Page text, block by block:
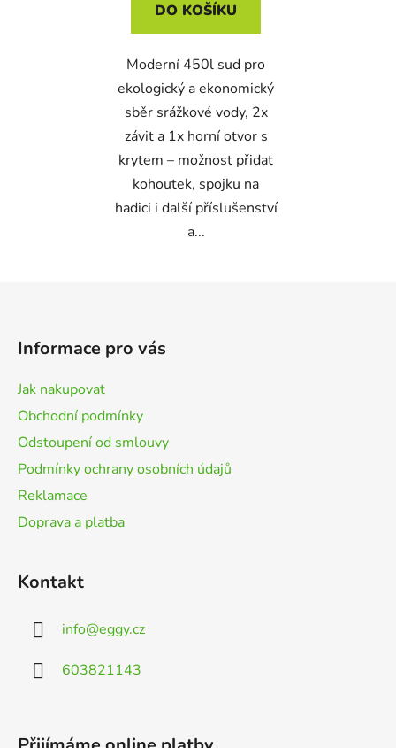
DO KOŠÍKU
Moderní 450l sud pro
ekologický a ekonomický
sběr srážkové vody, 2x
závit a 1x horní otvor s
krytem – možnost přidat
kohoutek, spojku na
hadici i další příslušenství
a...
Informace pro vás
Jak nakupovat
Obchodní podmínky
Odstoupení od smlouvy
Podmínky ochrany osobních údajů
Reklamace
Doprava a platba
Kontakt
info@eggy.cz
603821143